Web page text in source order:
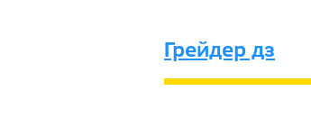
Грейдер дз